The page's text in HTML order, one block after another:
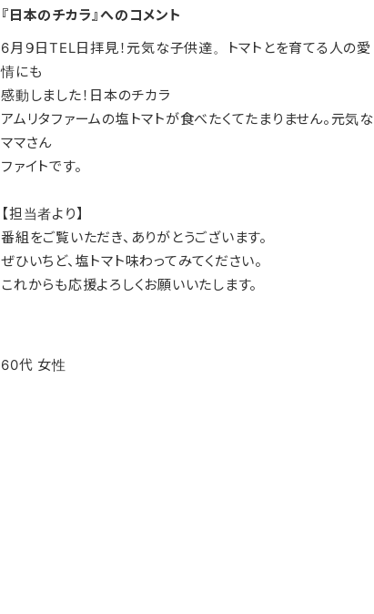
『日本のチカラ』へのコメント
6月９日TEL日拝見！元気な子供達。トマトとを育てる人の愛
情にも
感動しました！日本のチカラ
アムリタファームの塩トマトが食べたくてたまりません。元気な
ママさん
ファイトです。
【担当者より】
番組をご覧いただき、ありがとうございます。
ぜひいちど、塩トマト味わってみてください。
これからも応援よろしくお願いいたします。
60代 女性